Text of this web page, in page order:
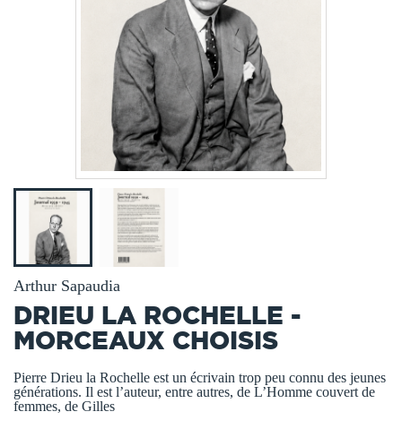
Arthur Sapaudia
DRIEU LA ROCHELLE -
MORCEAUX CHOISIS
Pierre Drieu la Rochelle est un écrivain trop peu connu des jeunes
générations. Il est l’auteur, entre autres, de L’Homme couvert de
femmes, de Gilles